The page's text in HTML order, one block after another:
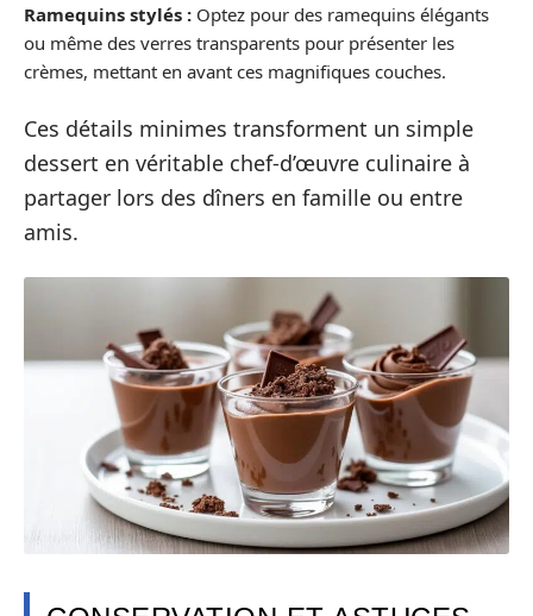
Ramequins stylés : Optez pour des ramequins élégants
ou même des verres transparents pour présenter les
crèmes, mettant en avant ces magnifiques couches.
Ces détails minimes transforment un simple
dessert en véritable chef-d’œuvre culinaire à
partager lors des dîners en famille ou entre
amis.